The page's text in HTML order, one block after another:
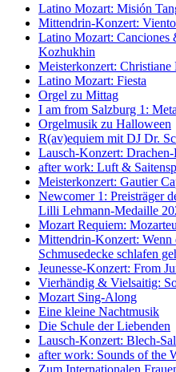
Latino Mozart: Misión
Mittendrin-Konzert:
Latino Mozart: Canciones
Kozhukhin
Meisterkonzert:
Latino Mozart: Fiesta
Orgel zu Mittag
I am from Salzburg 1:
Orgelmusik zu Halloween
R(av)equiem mit DJ Dr.
Lausch-Konzert: Drachen-
after work: Luft &
Meisterkonzert: Gautier
Newcomer 1: Preisträger
Lilli Lehmann-Medaille
Mozart Requiem:
Mittendrin-Konzert: Wenn
Schmusedecke schlafen
Jeunesse-Konzert: From
Vierhändig & Vielsaitig:
Mozart Sing-Along
Eine kleine Nachtmusik
Die Schule der Liebenden
Lausch-Konzert: Blech-
after work: Sounds of the
Zum Internationalen